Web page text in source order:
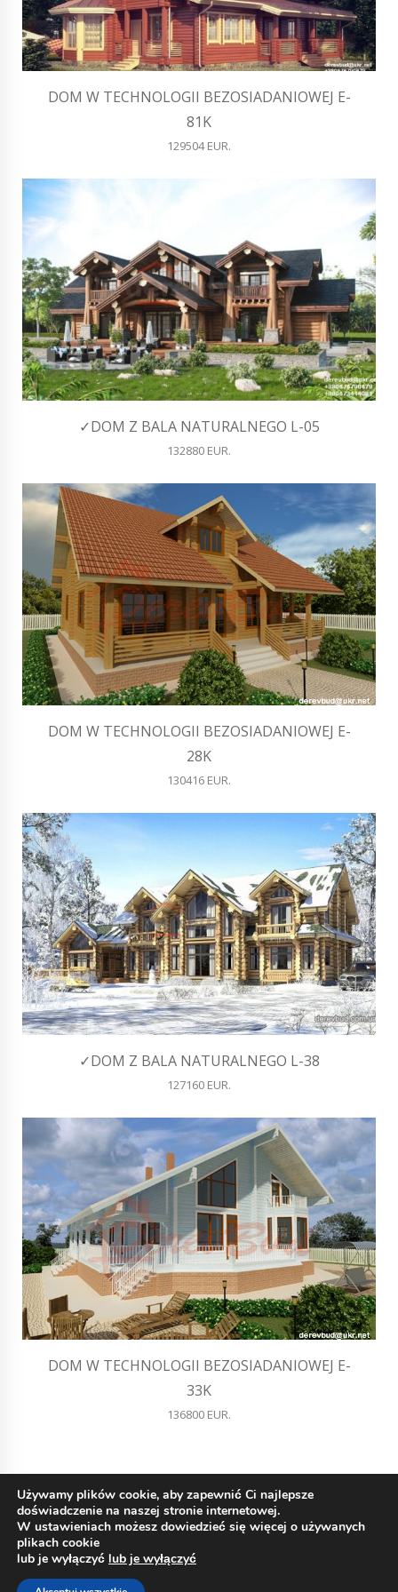
DOM W TECHNOLOGII BEZOSIADANIOWEJ E-
81K
129504 EUR.
✓DOM Z BALA NATURALNEGO L-05
132880 EUR.
DOM W TECHNOLOGII BEZOSIADANIOWEJ E-
28K
130416 EUR.
✓DOM Z BALA NATURALNEGO L-38
127160 EUR.
DOM W TECHNOLOGII BEZOSIADANIOWEJ E-
33K
136800 EUR.
Używamy plików cookie, aby zapewnić Ci najlepsze
doświadczenie na naszej stronie internetowej.
W ustawieniach możesz dowiedzieć się więcej o używanych
plikach cookie
lub je wyłączyć lub je wyłączyć